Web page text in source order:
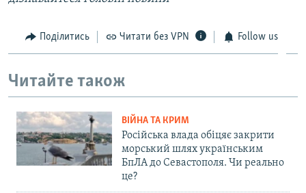
Поділитись Читати без VPN Follow us
Читайте також
ВІЙНА ТА КРИМ
Російська влада обіцяє закрити
морський шлях українським
БпЛА до Севастополя. Чи реально
це?